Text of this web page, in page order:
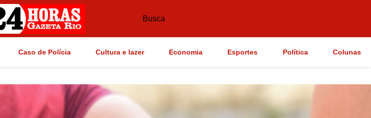
Busca
Caso de Polícia Cultura e lazer Economia Esportes Política Colunas